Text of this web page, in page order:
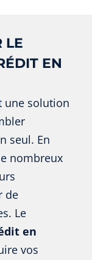
LE
EN
une solution
seul. En
nombreux
de
Le
en
vos